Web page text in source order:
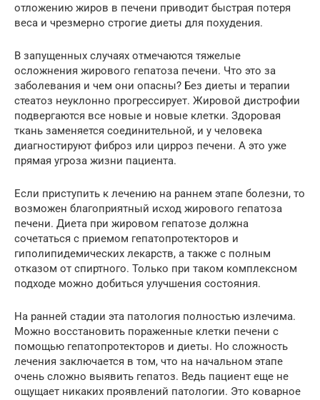
отложению жиров в печени приводит быстрая потеря
веса и чрезмерно строгие диеты для похудения.
В запущенных случаях отмечаются тяжелые
осложнения жирового гепатоза печени. Что это за
заболевания и чем они опасны? Без диеты и терапии
стеатоз неуклонно прогрессирует. Жировой дистрофии
подвергаются все новые и новые клетки. Здоровая
ткань заменяется соединительной, и у человека
диагностируют фиброз или цирроз печени. А это уже
прямая угроза жизни пациента.
Если приступить к лечению на раннем этапе болезни, то
возможен благоприятный исход жирового гепатоза
печени. Диета при жировом гепатозе должна
сочетаться с приемом гепатопротекторов и
гиполипидемических лекарств, а также с полным
отказом от спиртного. Только при таком комплексном
подходе можно добиться улучшения состояния.
На ранней стадии эта патология полностью излечима.
Можно восстановить пораженные клетки печени с
помощью гепатопротекторов и диеты. Но сложность
лечения заключается в том, что на начальном этапе
очень сложно выявить гепатоз. Ведь пациент еще не
ощущает никаких проявлений патологии. Это коварное